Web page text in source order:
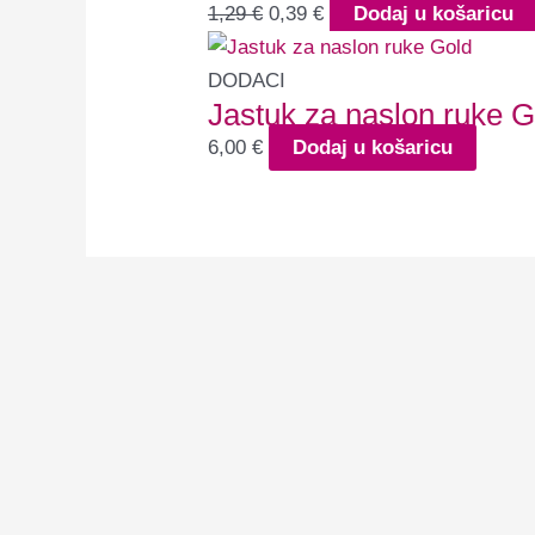
1,29€ 0,39 € Dodaj u košaricu
DODACI
Jastuk za naslon ruke
6,00 € Dodaj u košaricu